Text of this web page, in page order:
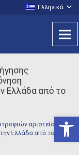
Ελληνικά
Ελλάδα από το
αριστείας
Ελλάδα από το